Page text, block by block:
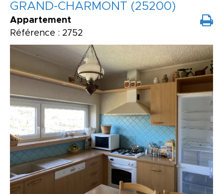
GRAND-CHARMONT (25200)
Appartement
Référence : 2752